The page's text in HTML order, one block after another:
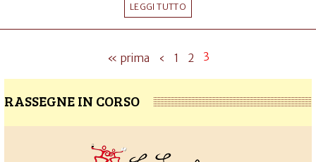
LEGGI TUTTO
« prima ‹ 1 2 3
RASSEGNE IN CORSO